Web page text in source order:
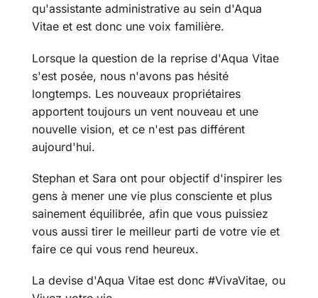
qu'assistante administrative au sein d'Aqua
Vitae et est donc une voix familière.
Lorsque la question de la reprise d'Aqua Vitae
s'est posée, nous n'avons pas hésité
longtemps. Les nouveaux propriétaires
apportent toujours un vent nouveau et une
nouvelle vision, et ce n'est pas différent
aujourd'hui.
Stephan et Sara ont pour objectif d'inspirer les
gens à mener une vie plus consciente et plus
sainement équilibrée, afin que vous puissiez
vous aussi tirer le meilleur parti de votre vie et
faire ce qui vous rend heureux.
La devise d'Aqua Vitae est donc #VivaVitae, ou